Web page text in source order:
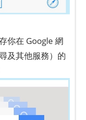
你在 Google 網
及其他服務）的